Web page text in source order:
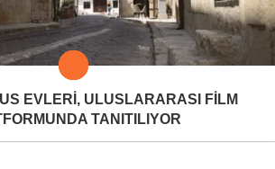
EVLERİ, ULUSLARARASI FİLM
TANITILIYOR